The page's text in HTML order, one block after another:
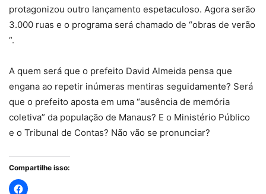
protagonizou outro lançamento espetaculoso. Agora serão
3.000 ruas e o programa será chamado de “obras de verão
“.
A quem será que o prefeito David Almeida pensa que
engana ao repetir inúmeras mentiras seguidamente? Será
que o prefeito aposta em uma “ausência de memória
coletiva” da população de Manaus? E o Ministério Público
e o Tribunal de Contas? Não vão se pronunciar?
Compartilhe isso: